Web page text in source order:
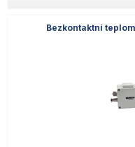
Bezkontaktní